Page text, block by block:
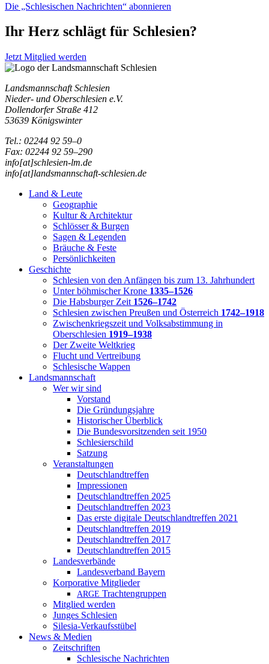
Die „Schlesischen Nachrichten“ abonnieren
Ihr Herz schlägt für Schlesien?
Jetzt Mitglied werden
Landsmannschaft Schlesien
Nieder- und Oberschlesien e.V.
Dollendorfer Straße 412
53639 Königswinter
Tel.: 02244 92 59–0
Fax: 02244 92 59–290
info[at]schlesien-lm.de
info[at]landsmannschaft-schlesien.de
Land & Leute
Geographie
Kultur & Architektur
Schlösser & Burgen
Sagen & Legenden
Bräuche & Feste
Persönlichkeiten
Geschichte
Schlesien von den Anfängen bis zum 13. Jahrhundert
Unter böhmischer Krone 1335–1526
Die Habsburger Zeit 1526–1742
Schlesien zwischen Preußen und Österreich 1742–1918
Zwischenkriegszeit und Volksabstimmung in
Oberschlesien 1919–1938
Der Zweite Weltkrieg
Flucht und Vertreibung
Schlesische Wappen
Landsmannschaft
Wer wir sind
Vorstand
Die Gründungsjahre
Historischer Überblick
Die Bundesvorsitzenden seit 1950
Schlesierschild
Satzung
Veranstaltungen
Deutschlandtreffen
Impressionen
Deutschlandtreffen 2025
Deutschlandtreffen 2023
Das erste digitale Deutschlandtreffen 2021
Deutschlandtreffen 2019
Deutschlandtreffen 2017
Deutschlandtreffen 2015
Landesverbände
Landesverband Bayern
Korporative Mitglieder
ARGE Trachtengruppen
Mitglied werden
Junges Schlesien
Silesia-Verkaufsstübel
News & Medien
Zeitschriften
Schlesische Nachrichten